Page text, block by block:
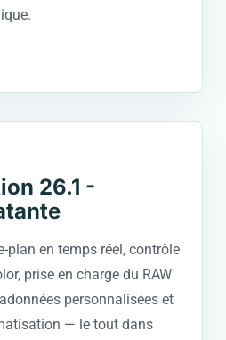
26.1 -
plan en temps réel, contrôle
prise en charge du RAW
personnalisées et
— le tout dans